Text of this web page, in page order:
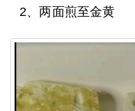
2、两面煎至金黄